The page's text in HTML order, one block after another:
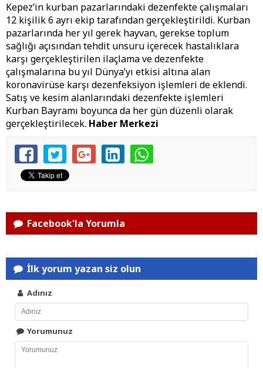
Kepez’in kurban pazarlarındaki dezenfekte çalışmaları
12 kişilik 6 ayrı ekip tarafından gerçekleştirildi. Kurban
pazarlarında her yıl gerek hayvan, gerekse toplum
sağlığı açısından tehdit unsuru içerecek hastalıklara
karşı gerçekleştirilen ilaçlama ve dezenfekte
çalışmalarına bu yıl Dünya’yı etkisi altına alan
koronavirüse karşı dezenfeksiyon işlemleri de eklendi.
Satış ve kesim alanlarındaki dezenfekte işlemleri
Kurban Bayramı boyunca da her gün düzenli olarak
gerçekleştirilecek. Haber Merkezi
Facebook'la Yorumla
İlk yorum yazan siz olun
Adınız
Yorumunuz